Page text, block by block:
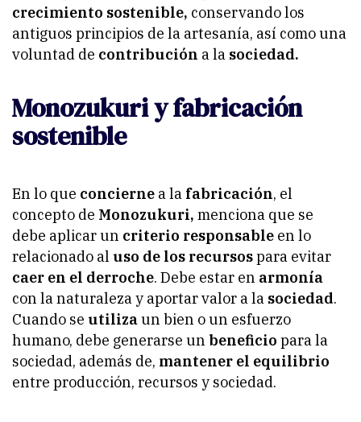
crecimiento sostenible, conservando los
antiguos principios de la artesanía, así como una
voluntad de contribución a la sociedad.
Monozukuri y fabricación
sostenible
En lo que concierne a la fabricación, el
concepto de Monozukuri, menciona que se
debe aplicar un criterio responsable en lo
relacionado al uso de los recursospara evitar
caer en el derroche. Debe estar en armonía
con la naturaleza y aportar valor a la sociedad.
Cuando se utilizaun bien o un esfuerzo
humano, debe generarse un beneficio para la
sociedad, además de, mantener el equilibrio
entre producción, recursos y sociedad.